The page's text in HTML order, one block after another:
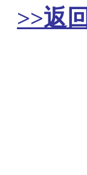
>>返